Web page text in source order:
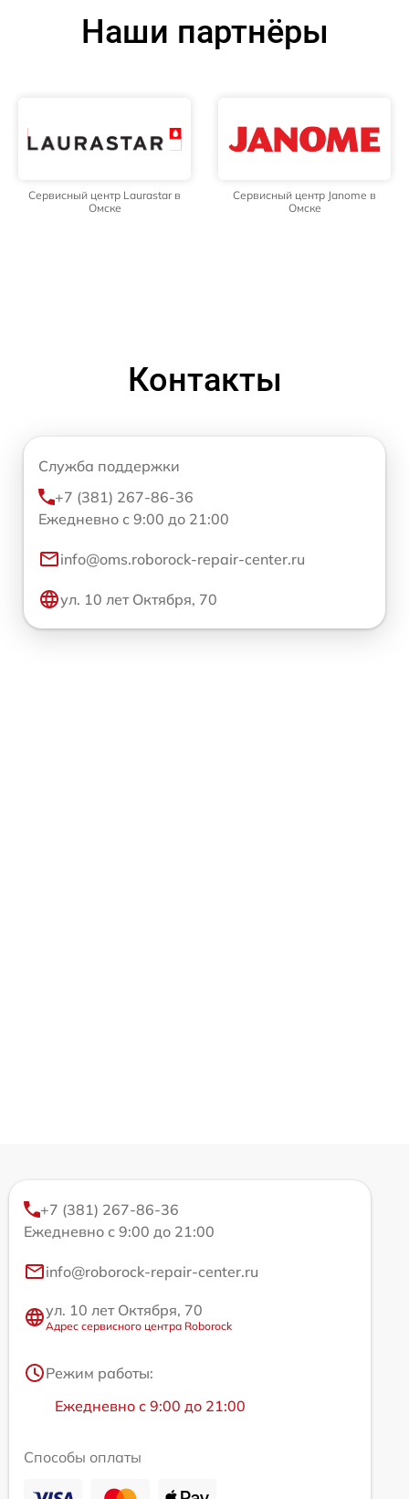
Наши партнёры
Сервисный центр Laurastar в
Омске
Сервисный центр Janome в
Омске
Контакты
Служба поддержки
+7 (381) 267-86-36
Ежедневно с 9:00 до 21:00
info@oms.roborock-repair-center.ru
ул. 10 лет Октября, 70
+7 (381) 267-86-36
Ежедневно с 9:00 до 21:00
info@roborock-repair-center.ru
ул. 10 лет Октября, 70
Адрес сервисного центра Roborock
Режим работы:
Ежедневно с 9:00 до 21:00
Способы оплаты